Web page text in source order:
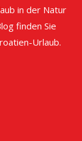
in der Natur
finden Sie
Urlaub.